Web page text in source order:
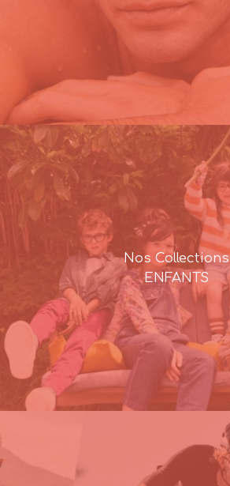
Nos Collections
ENFANTS